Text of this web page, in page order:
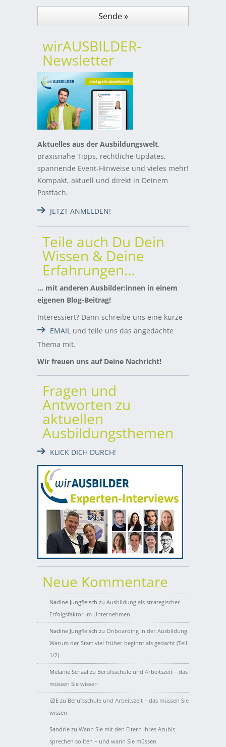
wirAUSBILDER-
Newsletter
Aktuelles aus der Ausbildungswelt,
praxisnahe Tipps, rechtliche Updates,
spannende Event-Hinweise und vieles mehr!
Kompakt, aktuell und direkt in Deinem
Postfach.
JETZT ANMELDEN!
Teile auch Du Dein
Wissen & Deine
Erfahrungen…
… mit anderen Ausbilder:innen in einem
eigenen Blog-Beitrag!
Interessiert? Dann schreibe uns eine kurze
EMAIL und teile uns das angedachte
Thema mit.
Wir freuen uns auf Deine Nachricht!
Fragen und
Antworten zu
aktuellen
Ausbildungsthemen
KLICK DICH DURCH!
Neue Kommentare
Nadine Jungfleisch zu Ausbildung als strategischer
Erfolgsfaktor im Unternehmen
Nadine Jungfleisch zu Onboarding in der Ausbildung:
Warum der Start viel früher beginnt als gedacht (Teil
1/2)
Melanie Schaal zu Berufsschule und Arbeitszeit – das
müssen Sie wissen
IZIE zu Berufsschule und Arbeitszeit – das müssen Sie
wissen
Sandrie zu Wann Sie mit den Eltern Ihres Azubis
sprechen sollten – und wann Sie müssen